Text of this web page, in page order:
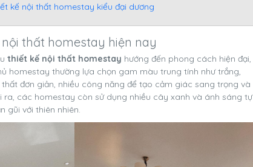
kế nội thất homestay kiểu đại dương
nội thất homestay hiện nay
thiết kế nội thất homestay hướng đến phong cách hiện đại,
homestay thường lựa chọn gam màu trung tính như trắng,
đơn giản, nhiều công năng để tạo cảm giác sang trọng và
các homestay còn sử dụng nhiều cây xanh và ánh sáng tự
gũi với thiên nhiên.